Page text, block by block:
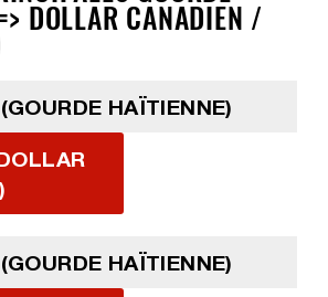
DOLLAR CANADIEN /
HAÏTIENNE)
HAÏTIENNE)